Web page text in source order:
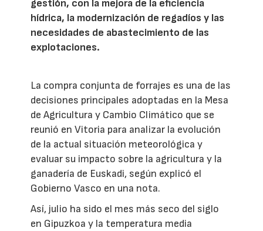
gestión, con la mejora de la eficiencia
hídrica, la modernización de regadíos y las
necesidades de abastecimiento de las
explotaciones.
La compra conjunta de forrajes es una de las
decisiones principales adoptadas en la Mesa
de Agricultura y Cambio Climático que se
reunió en Vitoria para analizar la evolución
de la actual situación meteorológica y
evaluar su impacto sobre la agricultura y la
ganadería de Euskadi, según explicó el
Gobierno Vasco en una nota.
Así, julio ha sido el mes más seco del siglo
en Gipuzkoa y la temperatura media